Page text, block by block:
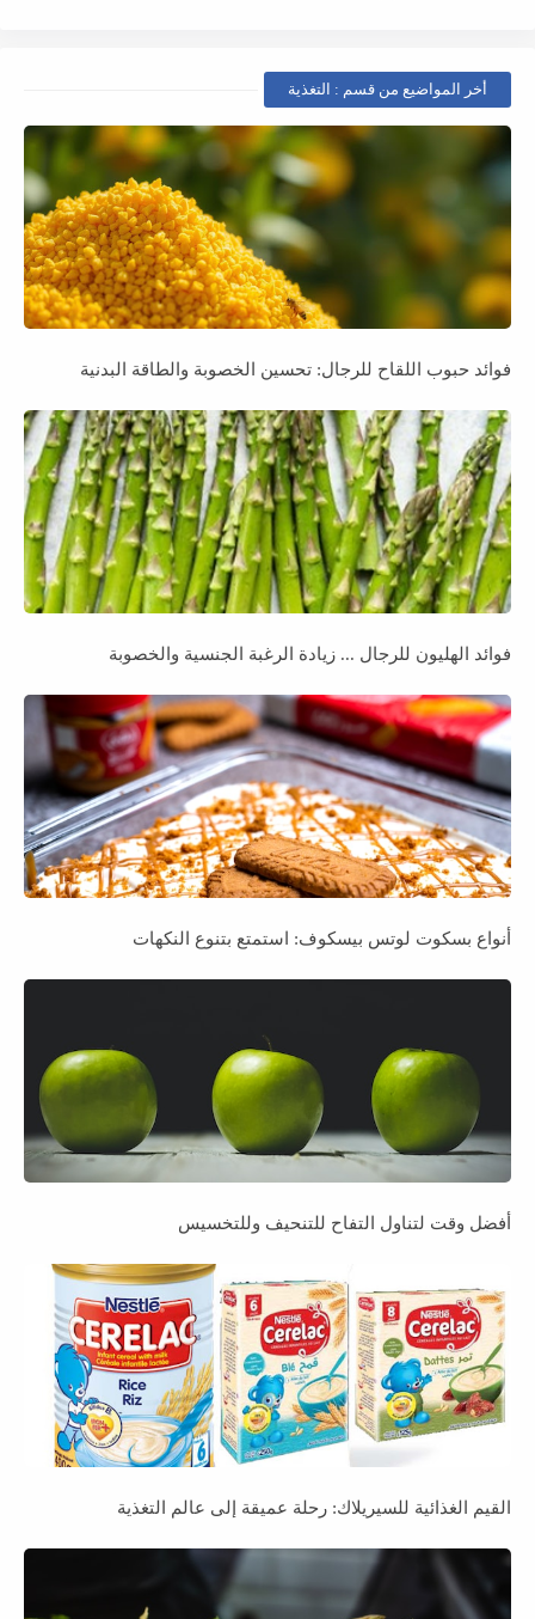
أخر المواضيع من قسم : التغذية
فوائد حبوب اللقاح للرجال: تحسين الخصوبة والطاقة البدنية
فوائد الهليون للرجال ... زيادة الرغبة الجنسية والخصوبة
أنواع بسكوت لوتس بيسكوف: استمتع بتنوع النكهات
أفضل وقت لتناول التفاح للتنحيف وللتخسيس
القيم الغذائية للسيريلاك: رحلة عميقة إلى عالم التغذية